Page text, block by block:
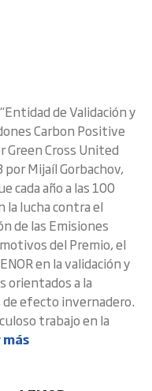
de Validación y
Carbon Positive
Cross United
Mijaíl Gorbachov,
cada año a las 100
la lucha contra el
de las Emisiones
del Premio, el
en la validación y
orientados a la
de efecto invernadero.
trabajo en la
más